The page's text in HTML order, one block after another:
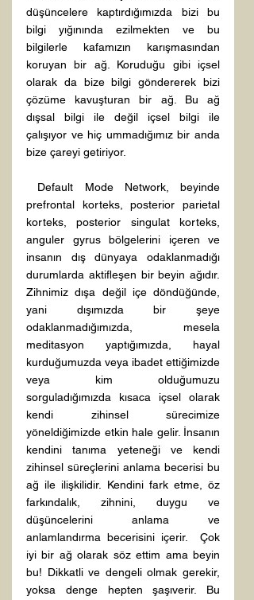
düşüncelere kaptırdığımızda bizi bu
bilgi yığınında ezilmekten ve bu
bilgilerle kafamızın karışmasından
koruyan bir ağ. Koruduğu gibi içsel
olarak da bize bilgi göndererek bizi
çözüme kavuşturan bir ağ. Bu ağ
dışsal bilgi ile değil içsel bilgi ile
çalışıyor ve hiç ummadığımız bir anda
prefrontal korteks, posterior parietal
korteks, posterior singulat korteks,
anguler gyrus bölgelerini içeren ve
insanın dış dünyaya odaklanmadığı
durumlarda aktifleşen bir beyin ağıdır.
Zihnimiz dışa değil içe döndüğünde,
yani dışımızda bir şeye
odaklanmadığımızda, mesela
meditasyon yaptığımızda, hayal
kurduğumuzda veya ibadet ettiğimizde
veya kim olduğumuzu
sorguladığımızda kısaca içsel olarak
kendi zihinsel sürecimize
yöneldiğimizde etkin hale gelir. İnsanın
kendini tanıma yeteneği ve kendi
zihinsel süreçlerini anlama becerisi bu
ağ ile ilişkilidir. Kendini fark etme, öz
farkındalık, zihnini, duygu ve
düşüncelerini anlama ve
anlamlandırma becerisini içerir.  Çok
iyi bir ağ olarak söz ettim ama beyin
bu! Dikkatli ve dengeli olmak gerekir,
yoksa denge hepten şaşıverir. Bu